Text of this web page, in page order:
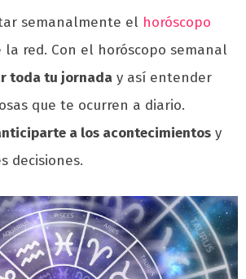
semanalmente el horóscopo
la red. Con el horóscopo semanal
toda tu jornada y así entender
que te ocurren a diario.
a los acontecimientos y
decisiones.